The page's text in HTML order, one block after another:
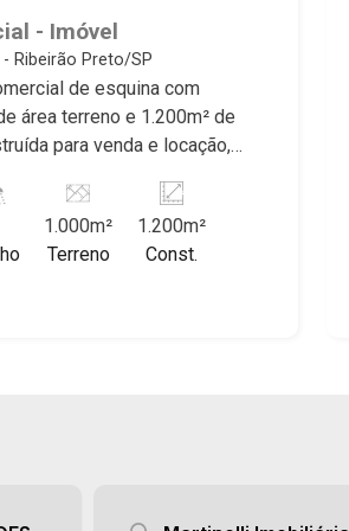
- Imóvel
Ribeirão Preto/SP
de esquina com
área terreno e 1.200m² de
para venda e locação,
Preto/SP. Conheça as
deste imóvel que a
Imobiliária selecionou para
1.000m²
Terreno
1.200m²
Const.